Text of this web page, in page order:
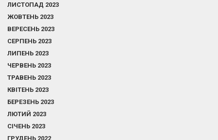
ЛИСТОПАД 2023
ЖОВТЕНЬ 2023
ВЕРЕСЕНЬ 2023
СЕРПЕНЬ 2023
ЛИПЕНЬ 2023
ЧЕРВЕНЬ 2023
ТРАВЕНЬ 2023
КВІТЕНЬ 2023
БЕРЕЗЕНЬ 2023
ЛЮТИЙ 2023
СІЧЕНЬ 2023
ГРУДЕНЬ 2022